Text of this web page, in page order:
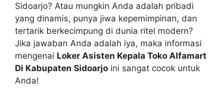
Sidoarjo? Atau mungkin Anda adalah pribadi
yang dinamis, punya jiwa kepemimpinan, dan
tertarik berkecimpung di dunia ritel modern?
Jika jawaban Anda adalah iya, maka informasi
mengenai Loker Asisten Kepala Toko Alfamart
Di Kabupaten Sidoarjo ini sangat cocok untuk
Anda!